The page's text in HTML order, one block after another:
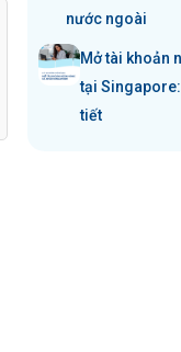
nước ngoài
Mở tài khoản
tại
tiết